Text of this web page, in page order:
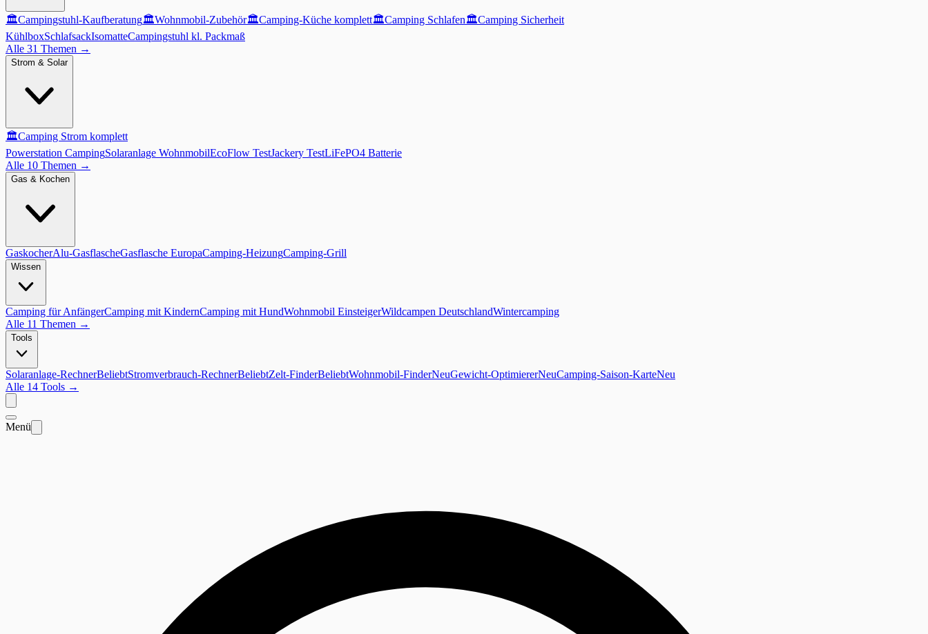
🏛️Campingstuhl-Kaufberatung🏛️Wohnmobil-Zubehör🏛️Camping-Küche komplett🏛️Camping Schlafen🏛️Camping Sicherheit
KühlboxSchlafsackIsomatteCampingstuhl kl. Packmaß
Alle 31 Themen →
Strom & Solar
🏛️Camping Strom komplett
Powerstation CampingSolaranlage WohnmobilEcoFlow TestJackery TestLiFePO4 Batterie
Alle 10 Themen →
Gas & Kochen
GaskocherAlu-GasflascheGasflasche EuropaCamping-HeizungCamping-Grill
Wissen
Camping für AnfängerCamping mit KindernCamping mit HundWohnmobil EinsteigerWildcampen DeutschlandWintercamping
Alle 11 Themen →
Tools
Solaranlage-RechnerBeliebtStromverbrauch-RechnerBeliebtZelt-FinderBeliebtWohnmobil-FinderNeuGewicht-OptimiererNeuCamping-Saison-KarteNeu
Alle 14 Tools →
Menü